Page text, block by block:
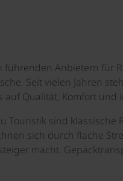
führenden Anbietern
Seit vielen Jahren
auf Qualität, Komfort
Touristik sind
sich durch flache
macht.